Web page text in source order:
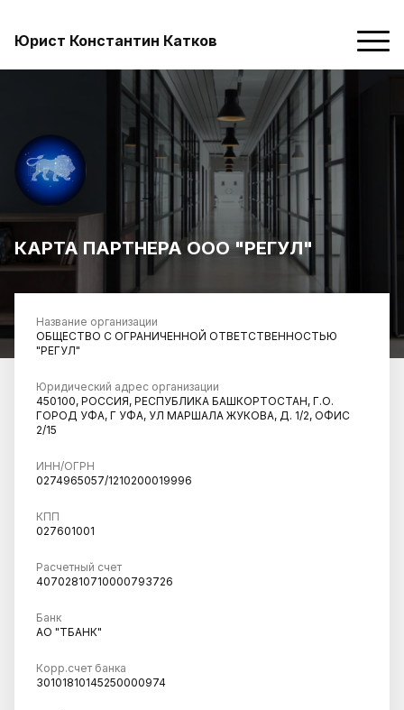
Юрист Константин Катков
КАРТА ПАРТНЕРА ООО "РЕГУЛ"
Название организации
ОБЩЕСТВО С ОГРАНИЧЕННОЙ ОТВЕТСТВЕННОСТЬЮ
"РЕГУЛ"
Юридический адрес организации
450100, РОССИЯ, РЕСПУБЛИКА БАШКОРТОСТАН, Г.О.
ГОРОД УФА, Г УФА, УЛ МАРШАЛА ЖУКОВА, Д. 1/2, ОФИС
2/15
ИНН/ОГРН
0274965057/1210200019996
КПП
027601001
Расчетный счет
40702810710000793726
Банк
АО "ТБАНК"
Корр.счет банка
30101810145250000974